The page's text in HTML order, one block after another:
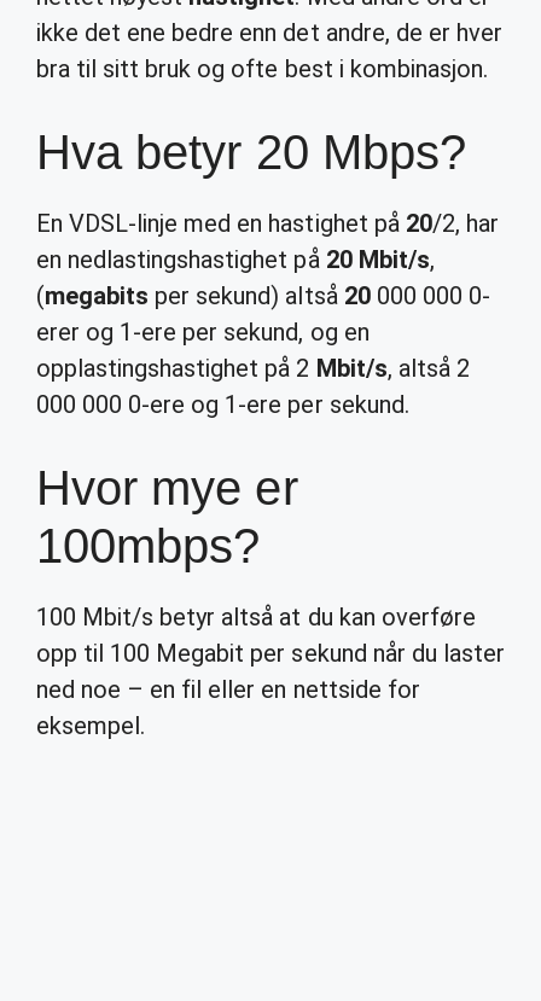
ikke det ene bedre enn det andre, de er hver
bra til sitt bruk og ofte best i kombinasjon.
Hva betyr 20 Mbps?
En VDSL-linje med en hastighet på 20/2, har
en nedlastingshastighet på 20 Mbit/s,
(megabits per sekund) altså 20000 000 0-
erer og 1-ere per sekund, og en
opplastingshastighet på 2 Mbit/s, altså 2
000 000 0-ere og 1-ere per sekund.
Hvor mye er
100mbps?
100 Mbit/s betyr altså at du kan overføre
opp til 100 Megabit per sekund når du laster
ned noe – en fil eller en nettside for
eksempel.